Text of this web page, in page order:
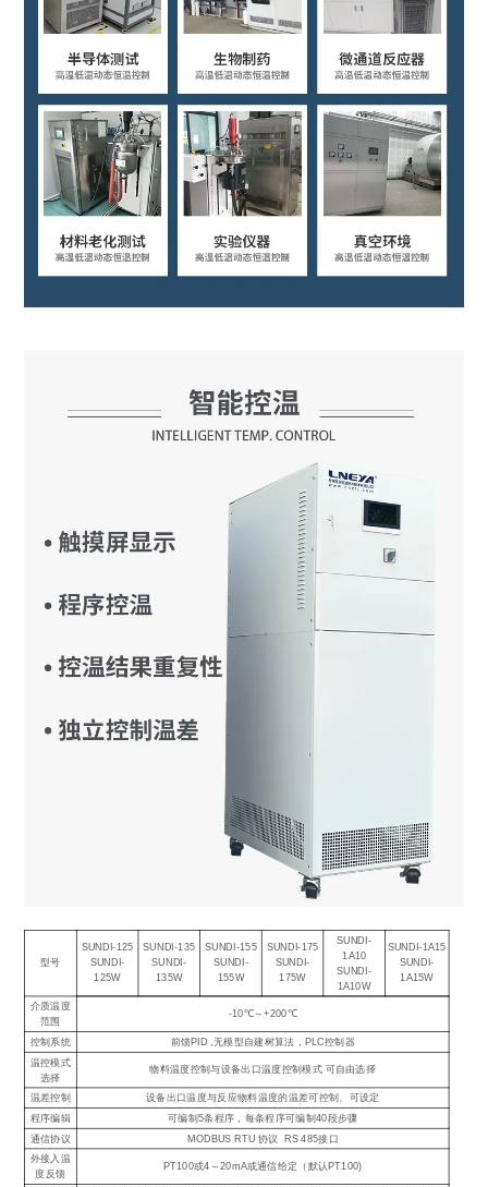
型号
SUNDI-125
SUNDI-
125W
SUNDI-135
SUNDI-
135W
SUNDI-155
SUNDI-
155W
SUNDI-175
SUNDI-
175W
SUNDI-
1A10
SUNDI-
1A10W
SUNDI-1A15
SUNDI-
1A15W
介质温度
范围
-10℃～+200℃
控制系统
前馈PID ,无模型自建树算法，PLC控制器
温控模式
选择
物料温度控制与设备出口温度控制模式 可自由选择
温差控制 设备出口温度与反应物料温度的温差可控制、可设定
程序编辑
可编制5条程序，每条程序可编制40段步骤
通信协议
MODBUS RTU 协议 RS 485接口
外接入温
度反馈
PT100或4～20mA或通信给定（默认PT100)